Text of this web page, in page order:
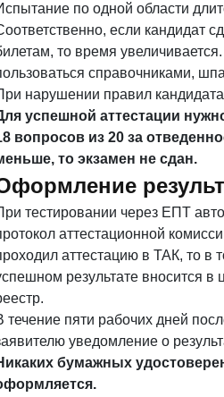
по одной области
если кандидат
то время
справочниками,
нарушении правил кандидата
успешной аттестации
вопросов из 20 за
то экзамен не сдан.
тестировании через ЕПТ
аттестационной
аттестацию в ТАК, то в
результате вносится в
течение пяти рабочих дней
уведомление о
бумажных